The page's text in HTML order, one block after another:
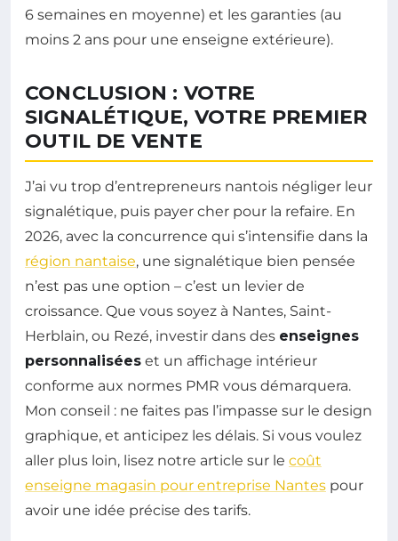
6 semaines en moyenne) et les garanties (au
moins 2 ans pour une enseigne extérieure).
CONCLUSION : VOTRE
SIGNALÉTIQUE, VOTRE PREMIER
OUTIL DE VENTE
J’ai vu trop d’entrepreneurs nantois négliger leur
signalétique, puis payer cher pour la refaire. En
2026, avec la concurrence qui s’intensifie dans la
région nantaise, une signalétique bien pensée
n’est pas une option – c’est un levier de
croissance. Que vous soyez à Nantes, Saint-
Herblain, ou Rezé, investir dans des enseignes
personnalisées et un affichage intérieur
conforme aux normes PMR vous démarquera.
Mon conseil : ne faites pas l’impasse sur le design
graphique, et anticipez les délais. Si vous voulez
aller plus loin, lisez notre article sur le coût
enseigne magasin pour entreprise Nantes pour
avoir une idée précise des tarifs.